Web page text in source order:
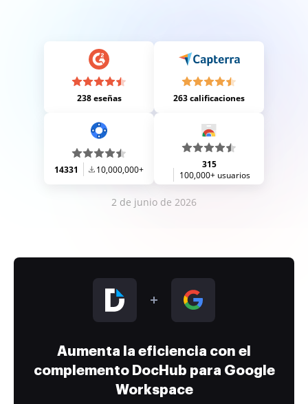
238 eseñas 263 calificaciones
14331 10,000,000+
315
100,000+ usuarios
2 de junio de 2026
Aumenta la eficiencia con el
complemento DocHub para Google
Workspace